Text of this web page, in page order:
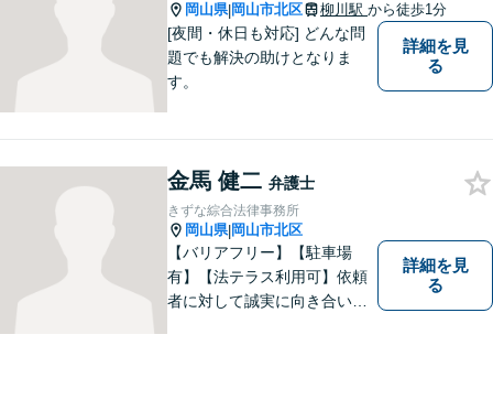
岡山県|岡山市北区 柳川駅 から徒歩1分
[夜間・休日も対応] どんな問
題でも解決の助けとなりま
す。
詳細を見
る
金馬 健二 弁護士
きずな綜合法律事務所
岡山県|岡山市北区
【バリアフリー】【駐車場
有】【法テラス利用可】依頼
者に対して誠実に向き合い、
詳細を見
る